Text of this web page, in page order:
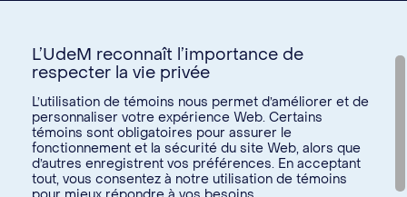
Nous joindre
Voir tous les liens
Calendrier de la vie étudiante
L’UdeM reconnaît l’importance de
respecter la vie privée
L’utilisation de témoins nous permet d’améliorer et de
personnaliser votre expérience Web. Certains
témoins sont obligatoires pour assurer le
fonctionnement et la sécurité du site Web, alors que
d’autres enregistrent vos préférences. En acceptant
tout, vous consentez à notre utilisation de témoins